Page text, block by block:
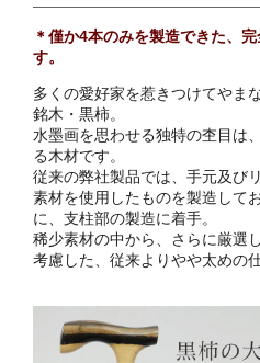
＊僅か4本のみを製造できた、
す。
多くの愛好家を惹きつけてやま
銘木・黒柿。
水墨画を思わせる独特の杢目は
る木材です。
従来の弊社製品では、手元及び
素材を使用したものを製造して
に、支柱部の製造に着手。
稀少素材の中から、さらに厳選
考慮した、従来よりやや太めの